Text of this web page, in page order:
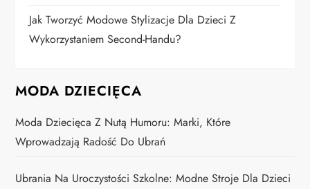
Jak Tworzyć Modowe Stylizacje Dla Dzieci Z
Wykorzystaniem Second-Handu?
MODA DZIECIĘCA
Moda Dziecięca Z Nutą Humoru: Marki, Które
Wprowadzają Radość Do Ubrań
Ubrania Na Uroczystości Szkolne: Modne Stroje Dla Dzieci